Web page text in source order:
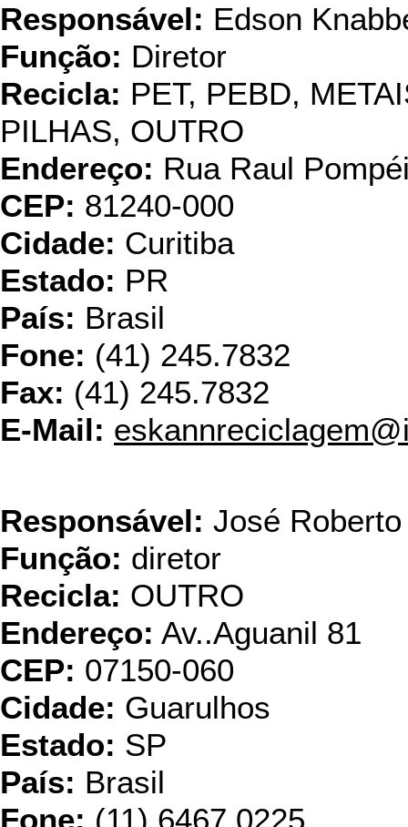
Responsável: Edson
Função: Diretor
Recicla: PET, PEBD,
PILHAS, OUTRO
Endereço: Rua Raul
CEP: 81240-000
Cidade: Curitiba
Estado: PR
País: Brasil
Fone: (41) 245.7832
Fax: (41) 245.7832
E-Mail:
Responsável: José
Função: diretor
Recicla: OUTRO
Endereço: Av..Aguanil 81
CEP: 07150-060
Cidade: Guarulhos
Estado: SP
País: Brasil
Fone: (11) 6467.0225